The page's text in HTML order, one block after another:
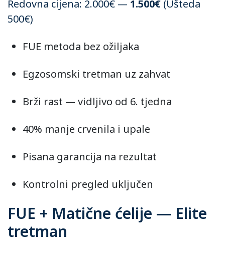
Redovna cijena: 2.000€ — 1.500€ (Ušteda
500€)
FUE metoda bez ožiljaka
Egzosomski tretman uz zahvat
Brži rast — vidljivo od 6. tjedna
40% manje crvenila i upale
Pisana garancija na rezultat
Kontrolni pregled uključen
FUE + Matične ćelije — Elite
tretman